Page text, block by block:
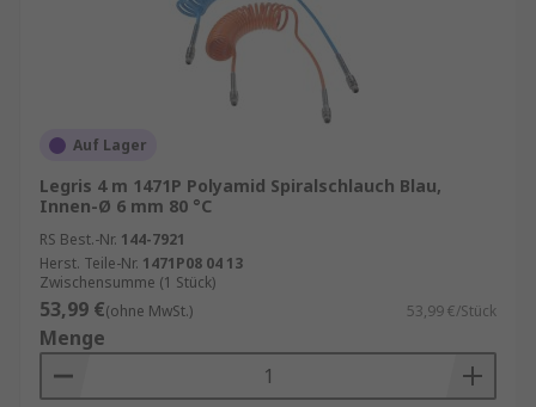
Auf Lager
Legris 4 m 1471P Polyamid Spiralschlauch Blau,
Innen-Ø 6 mm 80 °C
RS Best.-Nr. 144-7921
Herst. Teile-Nr. 1471P08 04 13
Zwischensumme (1 Stück)
53,99 €(ohne MwSt.) 53,99 €/Stück
Menge